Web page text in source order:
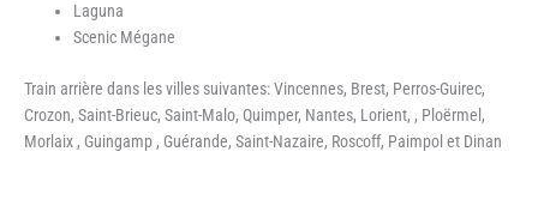
Laguna
Scenic Mégane
Train arrière dans les villes suivantes: Vincennes, Brest, Perros-Guirec,
Crozon, Saint-Brieuc, Saint-Malo, Quimper, Nantes, Lorient, , Ploërmel,
Morlaix , Guingamp , Guérande, Saint-Nazaire, Roscoff, Paimpol et Dinan